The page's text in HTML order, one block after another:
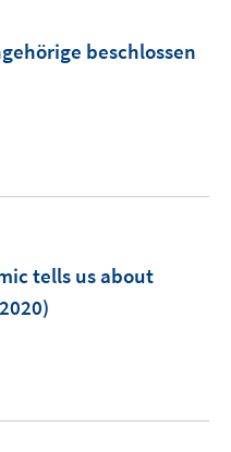
beschlossen
tells us about